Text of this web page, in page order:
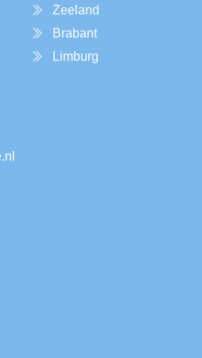
Zeeland
Brabant
Limburg